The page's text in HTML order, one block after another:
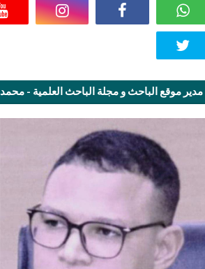
مدير موقع الباحث و مجلة الباحث العلمية - محمد